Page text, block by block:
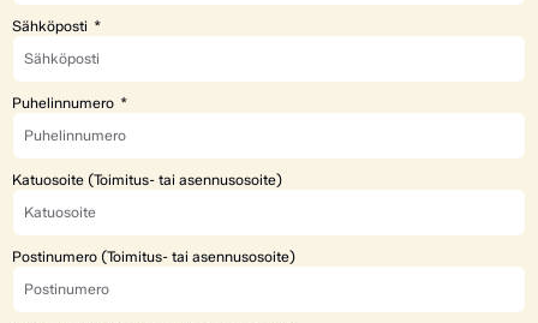
Sähköposti
Puhelinnumero
Katuosoite (Toimitus- tai asennusosoite)
Postinumero (Toimitus- tai asennusosoite)